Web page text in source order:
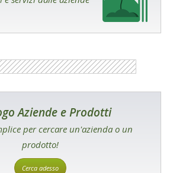
Aziende e Prodotti
per cercare un'azienda o un
prodotto!
Cerca adesso